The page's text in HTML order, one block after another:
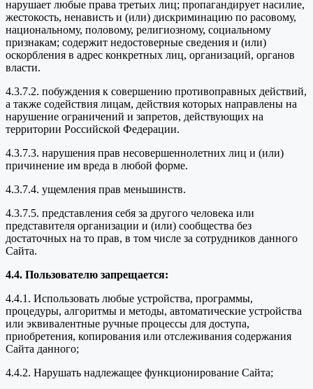
нарушает любые права третьих лиц; пропагандирует насилие,
жестокость, ненависть и (или) дискриминацию по расовому,
национальному, половому, религиозному, социальному
признакам; содержит недостоверные сведения и (или)
оскорбления в адрес конкретных лиц, организаций, органов
власти.
4.3.7.2. побуждения к совершению противоправных действий,
а также содействия лицам, действия которых направлены на
нарушение ограничений и запретов, действующих на
территории Российской Федерации.
4.3.7.3. нарушения прав несовершеннолетних лиц и (или)
причинение им вреда в любой форме.
4.3.7.4. ущемления прав меньшинств.
4.3.7.5. представления себя за другого человека или
представителя организации и (или) сообщества без
достаточных на то прав, в том числе за сотрудников данного
Сайта.
4.4. Пользователю запрещается:
4.4.1. Использовать любые устройства, программы,
процедуры, алгоритмы и методы, автоматические устройства
или эквивалентные ручные процессы для доступа,
приобретения, копирования или отслеживания содержания
Сайта данного;
4.4.2. Нарушать надлежащее функционирование Сайта;